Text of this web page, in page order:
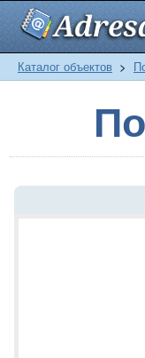
Каталог объектов >